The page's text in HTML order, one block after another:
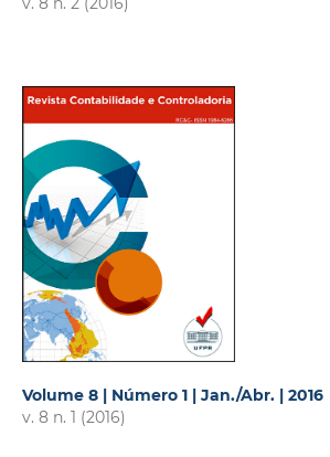
Volume 8 | Número 1 | Jan./Abr. | 2016
v. 8 n. 1 (2016)